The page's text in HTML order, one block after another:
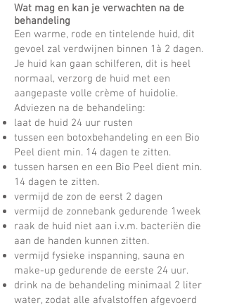
Wat mag en kan je verwachten na de
behandeling
Een warme, rode en tintelende huid, dit
gevoel zal verdwijnen binnen 1à 2 dagen.
Je huid kan gaan schilferen, dit is heel
normaal, verzorg de huid met een
aangepaste volle crème of huidolie.
Adviezen na de behandeling:
laat de huid 24 uur rusten
tussen een botoxbehandeling en een Bio
Peel dient min. 14 dagen te zitten.
tussen harsen en een Bio Peel dient min.
14 dagen te zitten.
vermijd de zon de eerst 2 dagen
vermijd de zonnebank gedurende 1week
raak de huid niet aan i.v.m. bacteriën die
aan de handen kunnen zitten.
vermijd fysieke inspanning, sauna en
make-up gedurende de eerste 24 uur.
drink na de behandeling minimaal 2 liter
water, zodat alle afvalstoffen afgevoerd